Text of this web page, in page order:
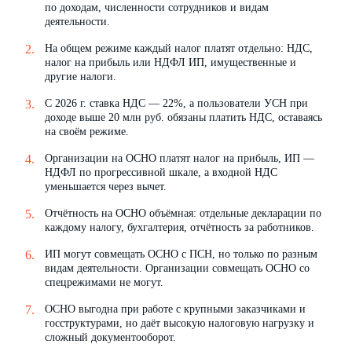
по доходам, численности сотрудников и видам
деятельности.
На общем режиме каждый налог платят отдельно: НДС,
налог на прибыль или НДФЛ ИП, имущественные и
другие налоги.
С 2026 г. ставка НДС — 22%, а пользователи УСН при
доходе выше 20 млн руб. обязаны платить НДС, оставаясь
на своём режиме.
Организации на ОСНО платят налог на прибыль, ИП —
НДФЛ по прогрессивной шкале, а входной НДС
уменьшается через вычет.
Отчётность на ОСНО объёмная: отдельные декларации по
каждому налогу, бухгалтерия, отчётность за работников.
ИП могут совмещать ОСНО с ПСН, но только по разным
видам деятельности. Организации совмещать ОСНО со
спецрежимами не могут.
ОСНО выгодна при работе с крупными заказчиками и
госструктурами, но даёт высокую налоговую нагрузку и
сложный документооборот.